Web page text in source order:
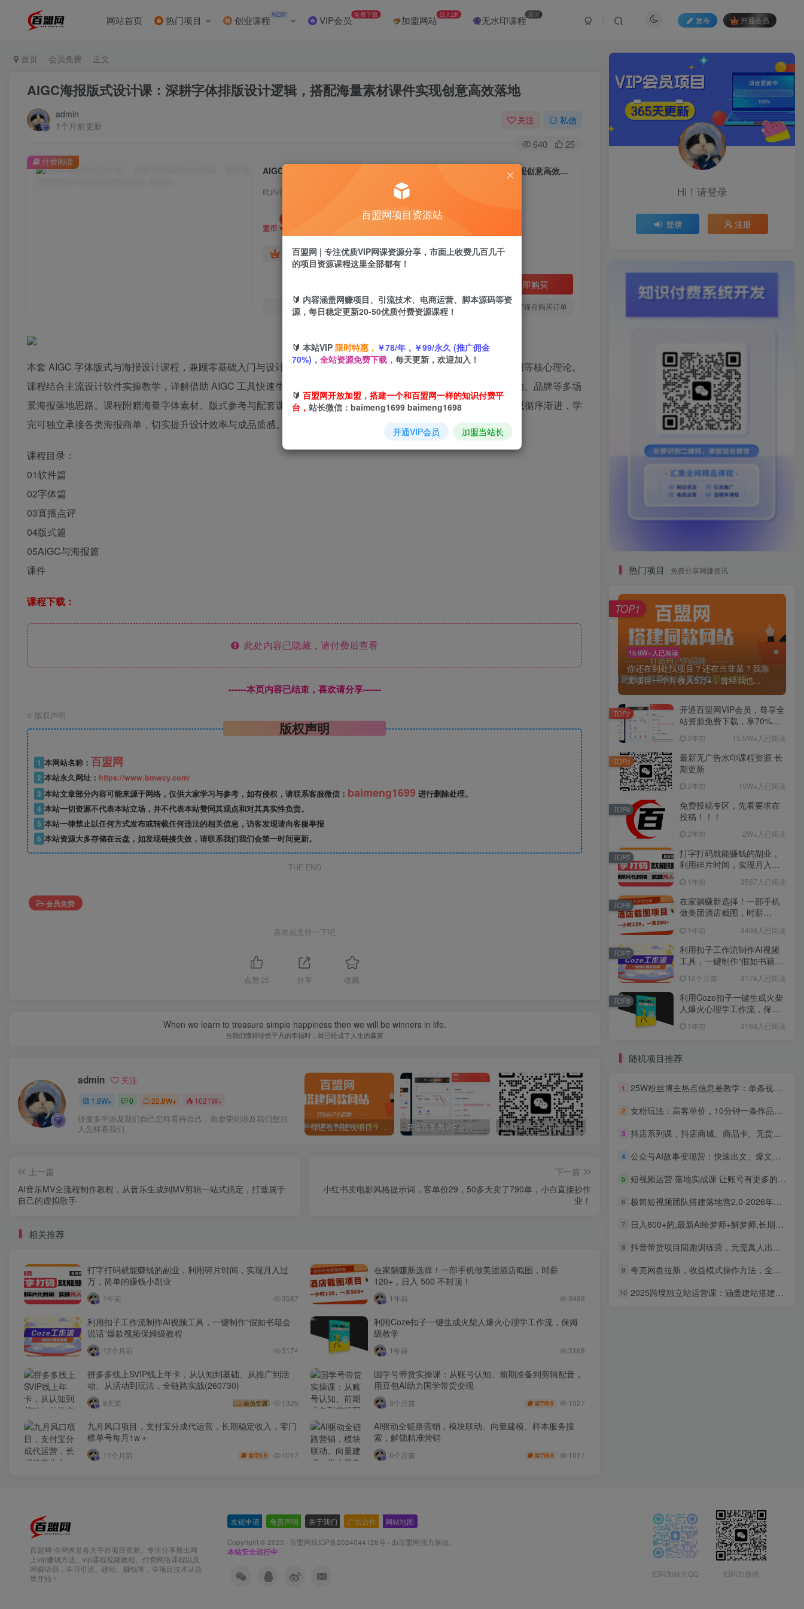
网站首页 热门项目 创业课程 NEW VIP会员 免费下载 加盟网站 日入2K 无水印课程 加盟
发布 开通会员
首页 会员免费 正文
AIGC海报版式设计课：深耕字体排版设计逻辑，搭配海量素材课件实现创意高效落地
admin
1个月前更新
关注 私信
640 25
AIGC海报版式设计课：深耕字体排版设计逻辑，搭配海量素材课件实现创意高效落地
此内容为付费阅读，请付费后查看
盟币 9.9
黄金会员免费 超级会员免费
立即购买
您当前未登录！建议登陆后购买，可保存购买订单
付费阅读
本套 AIGC 字体版式与海报设计课程，兼顾零基础入门与设计师进阶需求，系统化讲解字体选型、文字排版、版式构图等核心理论。
课程结合主流设计软件实操教学，详解借助 AIGC 工具快速生成创意灵感、优化画面细节的实用技法，拆解电商、活动、品牌等多场
景海报落地思路。课程附赠海量字体素材、版式参考与配套课件，方便课后反复练习。从基础排版规则到高阶创意构思循序渐进，学
完可独立承接各类海报商单，切实提升设计效率与成品质感。
课程目录：
01软件篇
02字体篇
03直播点评
04版式篇
05AIGC与海报篇
课件
课程下载：
此处内容已隐藏，请付费后查看
------本页内容已结束，喜欢请分享------
© 版权声明
版权声明
1 本网站名称： 百盟网
2 本站永久网址： https://www.bmwcy.com/
3 本站文章部分内容可能来源于网络，仅供大家学习与参考，如有侵权，请联系客服微信： baimeng1699 进行删除处理。
4 本站一切资源不代表本站立场，并不代表本站赞同其观点和对其真实性负责。
5 本站一律禁止以任何方式发布或转载任何违法的相关信息，访客发现请向客服举报
6 本站资源大多存储在云盘，如发现链接失效，请联系我们我们会第一时间更新。
THE END
会员免费
喜欢就支持一下吧
点赞 25 分享 收藏
When we learn to treasure simple happiness then we will be winners in life.
当我们懂得珍惜平凡的幸福时，就已经成了人生的赢家
admin 关注
1.9W+ 0 22.8W+ 1021W+
骄傲多半涉及我们自己怎样看待自己，而虚荣则涉及我们想别
人怎样看我们
你还在到处找项目？还在当韭菜？我靠卖项目一个月收入5万+，曾经我也是个失败者。 最新无广告水印课程资源 长期更新
上一篇
AI音乐MV全流程制作教程，从音乐生成到MV剪辑一站式搞定，打造属于
自己的虚拟歌手
下一篇
小红书卖电影风格提示词，客单价29，50多天卖了790单，小白直接抄作
业！
相关推荐
打字打码就能赚钱的副业，利用碎片时间，实现月入过
万，简单的赚钱小副业
1年前 3587
在家躺赚新选择！一部手机做美团酒店截图，时薪
120+，日入 500 不封顶！
1年前 3498
利用扣子工作流制作AI视频工具，一键制作“假如书籍会
说话”爆款视频保姆级教程
12个月前 3174
利用Coze扣子一键生成火柴人爆火心理学工作流，保姆
级教学
1年前 3168
拼多多线上SVIP线上年卡，从认知到基础、从推广到活
动、从活动到玩法，全链路实战(260730)
8天前 会员专属 1325
国学号带货实操课：从账号认知、前期准备到剪辑配音，
用豆包AI助力国学带货变现
3个月前 盟币9.9 1027
九月风口项目，支付宝分成代运营，长期稳定收入，零门
槛单号每月1w＋
11个月前 盟币9.9 1017
AI驱动全链路营销，模块联动、向量建模、样本服务搜
索，解锁精准营销
6个月前 盟币9.9 1017
Hi！请登录
登录 注册
热门项目 免费分享网赚资讯
15.9W+人已阅读
你还在到处找项目？还在当韭菜？我靠
卖项目一个月收入5万+，曾经我也...
TOP1
开通百盟网VIP会员，尊享全
站资源免费下载，享70%的
惠】2年前 15.5W+人已阅读
TOP2
最新无广告水印课程资源 长
期更新
2年前 10W+人已阅读
TOP3
免费投稿专区，先看要求在
投稿！！！
2年前 2W+人已阅读
TOP4
打字打码就能赚钱的副业，
利用碎片时间，实现月入过
1年前 3587人已阅读
TOP5
在家躺赚新选择！一部手机
做美团酒店截图，时薪
1年前 3498人已阅读
TOP6
利用扣子工作流制作AI视频
工具，一键制作“假如书籍会
12个月前 3174人已阅读
TOP7
利用Coze扣子一键生成火柴
人爆火心理学工作流，保姆
1年前 3168人已阅读
TOP8
随机项目推荐
1 25W粉丝博主热点信息差教学：单条视频660万到1000万播放，熬夜做完醒来就是爆款
2 女粉玩法：高客单价，10分钟一条作品，日入1k+操作简单，手机就可以
3 抖店系列课，抖店商城、商品卡、无货源等玩法
4 公众号AI故事变现营：快速出文、爆文生成、流量收益，5分钟出一篇爆文故事
5 短视频运营·落地实战课 让账号有更多的流量（短视频流量+带货出单实操）
6 极简短视频团队搭建落地营2.0-2026年线下课，适合做短视频、运营、团队搭建的朋友，直接上手
7 日入800+的,最新Ai绘梦师+解梦师,长期稳定项目【内附软件+保姆级教程】
8 抖音带货项目陪跑训练营，无需真人出镜，新手照着操作就能产出带货短视频
9 夸克网盘拉新，收益模式操作方法，全ZD收益才是我们的归宿
10 2025跨境独立站运营课：涵盖建站搭建、流量获取、转化优化三大核心模块
百盟网-全网首发各大平台项目资源、专注分享新出网
上vip赚钱方法、vip课程视频教程、付费网络课程以及
网赚培训，学习引流、建站、赚钱等，学项目技术从这
里开始！
友链申请 免责声明 关于我们 广告合作 网站地图
Copyright © 2023 · 百盟网琼ICP备2024044128号 · 由百盟网强力驱动.
本站安全运行中
扫码加站长QQ 扫码加微信
百盟网项目资源站
百盟网 | 专注优质VIP网课资源分享，市面上收费几百几千
的项目资源课程这里全部都有！
🔰 内容涵盖网赚项目、引流技术、电商运营、脚本源码等资
源，每日稳定更新20-50优质付费资源课程！
🔰 本站VIP 限时特惠， ￥78/年，￥99/永久 (推广佣金
70%)， 全站资源免费下载， 每天更新，欢迎加入！
🔰 百盟网开放加盟，搭建一个和百盟网一样的知识付费平
台， 站长微信：baimeng1699 baimeng1698
开通VIP会员 加盟当站长